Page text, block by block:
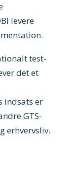
levere
test-
det et
indsats er
GTS-
erhvervsliv.